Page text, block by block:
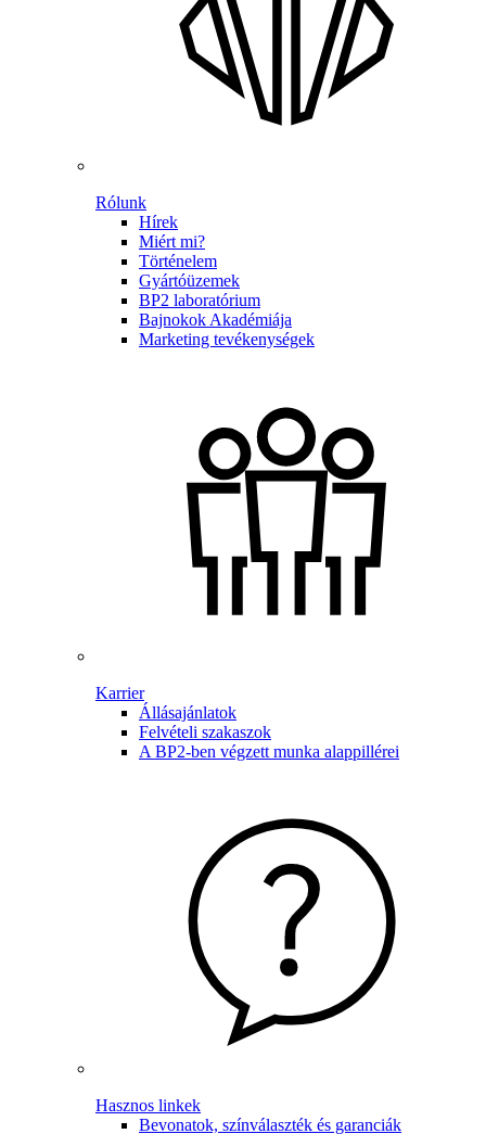
Rólunk
Hírek
Miért mi?
Történelem
Gyártóüzemek
BP2 laboratórium
Bajnokok Akadémiája
Marketing tevékenységek
Karrier
Állásajánlatok
Felvételi szakaszok
A BP2-ben végzett munka alappillérei
Hasznos linkek
Bevonatok, színválaszték és garanciák